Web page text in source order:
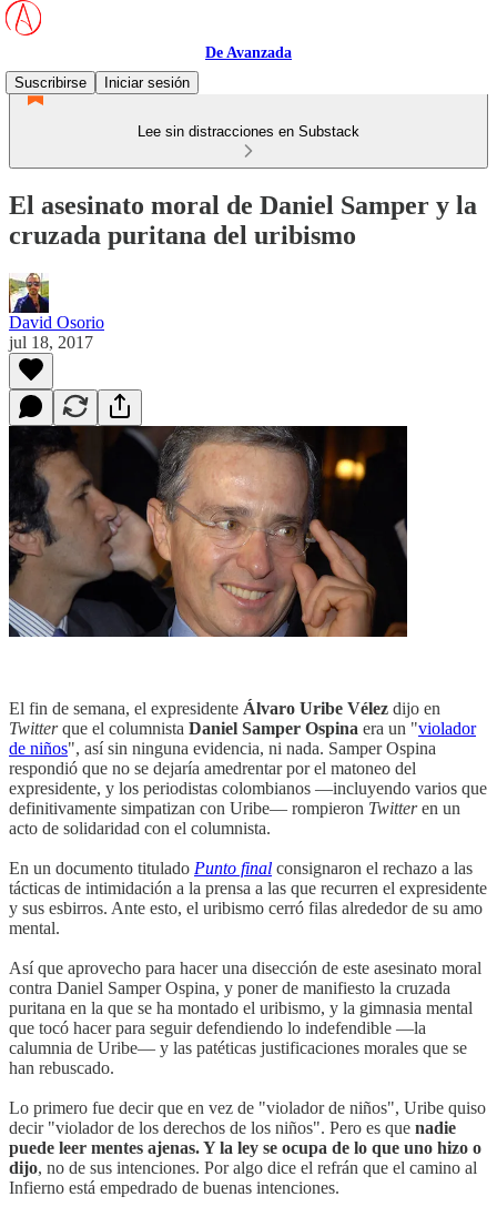
De Avanzada
Suscribirse
Iniciar sesión
Lee sin distracciones en Substack
El asesinato moral de Daniel Samper y la
cruzada puritana del uribismo
David Osorio
jul 18, 2017
El fin de semana, el expresidente Álvaro Uribe Vélez dijo en
Twitterque el columnista Daniel Samper Ospina era un "violador
de niños", así sin ninguna evidencia, ni nada. Samper Ospina
respondió que no se dejaría amedrentar por el matoneo del
expresidente, y los periodistas colombianos —incluyendo varios que
definitivamente simpatizan con Uribe— rompieron Twitteren un
acto de solidaridad con el columnista.
En un documento titulado Punto final consignaron el rechazo a las
tácticas de intimidación a la prensa a las que recurren el expresidente
y sus esbirros. Ante esto, el uribismo cerró filas alrededor de su amo
mental.
Así que aprovecho para hacer una disección de este asesinato moral
contra Daniel Samper Ospina, y poner de manifiesto la cruzada
puritana en la que se ha montado el uribismo, y la gimnasia mental
que tocó hacer para seguir defendiendo lo indefendible —la
calumnia de Uribe— y las patéticas justificaciones morales que se
han rebuscado.
Lo primero fue decir que en vez de "violador de niños", Uribe quiso
decir "violador de los derechos de los niños". Pero es que nadie
puede leer mentes ajenas. Y la ley se ocupa de lo que uno hizo o
dijo, no de sus intenciones. Por algo dice el refrán que el camino al
Infierno está empedrado de buenas intenciones.